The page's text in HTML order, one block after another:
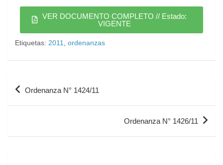
VER DOCUMENTO COMPLETO // Estado:
VIGENTE
Etiquetas: 2011 ordenanzas
Ordenanza N° 1424/11
Ordenanza N° 1426/11